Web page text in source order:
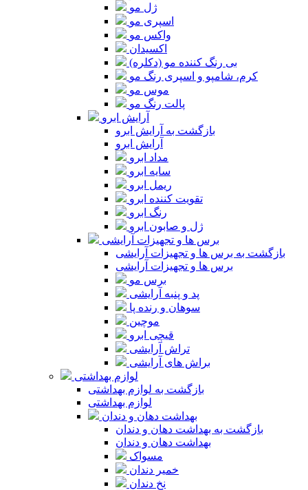
ژل مو
اسپری مو
واکس مو
اکسیدان
بی رنگ کننده مو (دکلره)
کرم، شامپو و اسپری رنگ مو
موس مو
پالت رنگ مو
آرایش ابرو
بازگشت به آرایش ابرو
آرایش ابرو
مداد ابرو
سایه ابرو
ریمل ابرو
تقویت کننده ابرو
رنگ ابرو
ژل و صابون ابرو
برس ها و تجهیزات آرایشی
بازگشت به برس ها و تجهیزات آرایشی
برس ها و تجهیزات آرایشی
برس مو
پد و پنبه آرایشی
سوهان و رنده پا
موچین
قیچی ابرو
تراش آرایشی
براش های آرایشی
لوازم بهداشتی
بازگشت به لوازم بهداشتی
لوازم بهداشتی
بهداشت دهان و دندان
بازگشت به بهداشت دهان و دندان
بهداشت دهان و دندان
مسواک
خمیر دندان
نخ دندان